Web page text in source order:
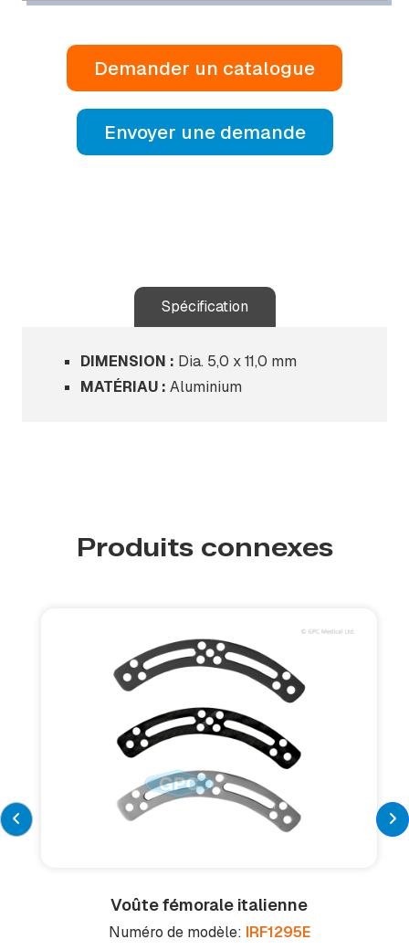
Demander un catalogue
Envoyer une demande
Spécification
DIMENSION : Dia. 5,0 x 11,0 mm
MATÉRIAU : Aluminium
Produits connexes
Voûte fémorale italienne
Numéro de modèle: IRF1295E